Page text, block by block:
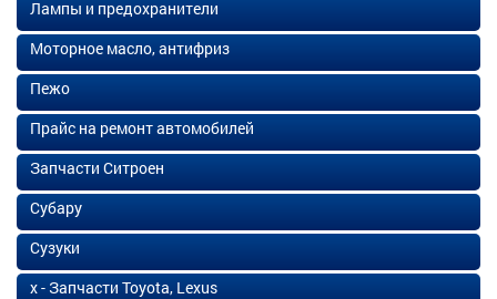
Лампы и предохранители
Моторное масло, антифриз
Пежо
Прайс на ремонт автомобилей
Запчасти Ситроен
Субару
Сузуки
х - Запчасти Toyota, Lexus